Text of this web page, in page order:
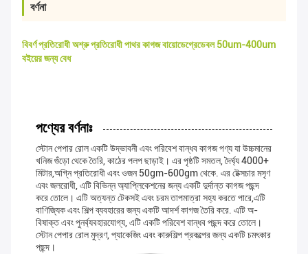
বর্ণনা
বিবর্ণ প্রতিরোধী অশ্রু প্রতিরোধী পাথর কাগজ বায়োডেগ্রেডেবল 50um-400um
বইয়ের জন্য বেধ
পণ্যের বর্ণনাঃ
স্টোন পেপার রোল একটি উদ্ভাবনী এবং পরিবেশ বান্ধব কাগজ পণ্য যা উচ্চমানের
খনিজ গুঁড়ো থেকে তৈরি, কাঠের পলপ ছাড়াই। এর পৃষ্ঠটি সমতল, দৈর্ঘ্য 4000+
মিটার,অগ্নি প্রতিরোধী এবং ওজন 50gm-600gm থেকে. এর টেক্সচার মসৃণ
এবং জলরোধী, এটি বিভিন্ন অ্যাপ্লিকেশনের জন্য একটি দুর্দান্ত কাগজ পছন্দ
করে তোলে। এটি অত্যন্ত টেকসই এবং চরম তাপমাত্রা সহ্য করতে পারে,এটি
বাণিজ্যিক এবং শিল্প ব্যবহারের জন্য একটি আদর্শ কাগজ তৈরি করে. এটি অ-
বিষাক্ত এবং পুনর্ব্যবহারযোগ্য, এটি একটি পরিবেশ বান্ধব পছন্দ করে তোলে।
স্টোন পেপার রোল মুদ্রণ, প্যাকেজিং এবং কারুশিল্প প্রকল্পের জন্য একটি চমৎকার
পছন্দ।